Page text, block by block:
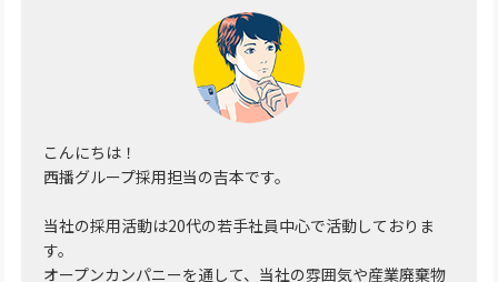
こんにちは！
西播グループ採用担当の吉本です。
当社の採用活動は20代の若手社員中心で活動しておりま
す。
オープンカンパニーを通して、当社の雰囲気や産業廃棄物